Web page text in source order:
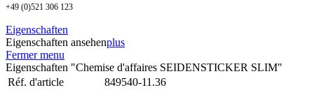
+49 (0)521 306 123
Eigenschaften
Eigenschaften ansehenplus
Fermer menu
Eigenschaften "Chemise d'affaires SEIDENSTICKER SLIM"
Réf. d'article
849540-11.36